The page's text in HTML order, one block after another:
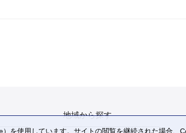
地域から探す
を使用しています。サイトの閲覧を継続された場合、